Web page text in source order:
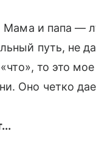
Мама и папа —
путь, не
то это
Оно четко